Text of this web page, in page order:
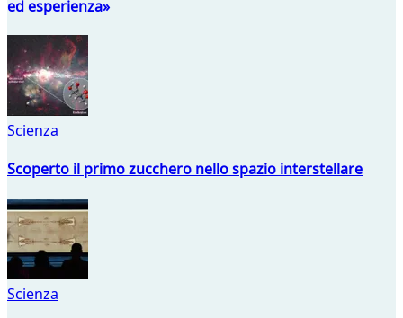
ed esperienza»
Scienza
Scoperto il primo zucchero nello spazio interstellare
Scienza